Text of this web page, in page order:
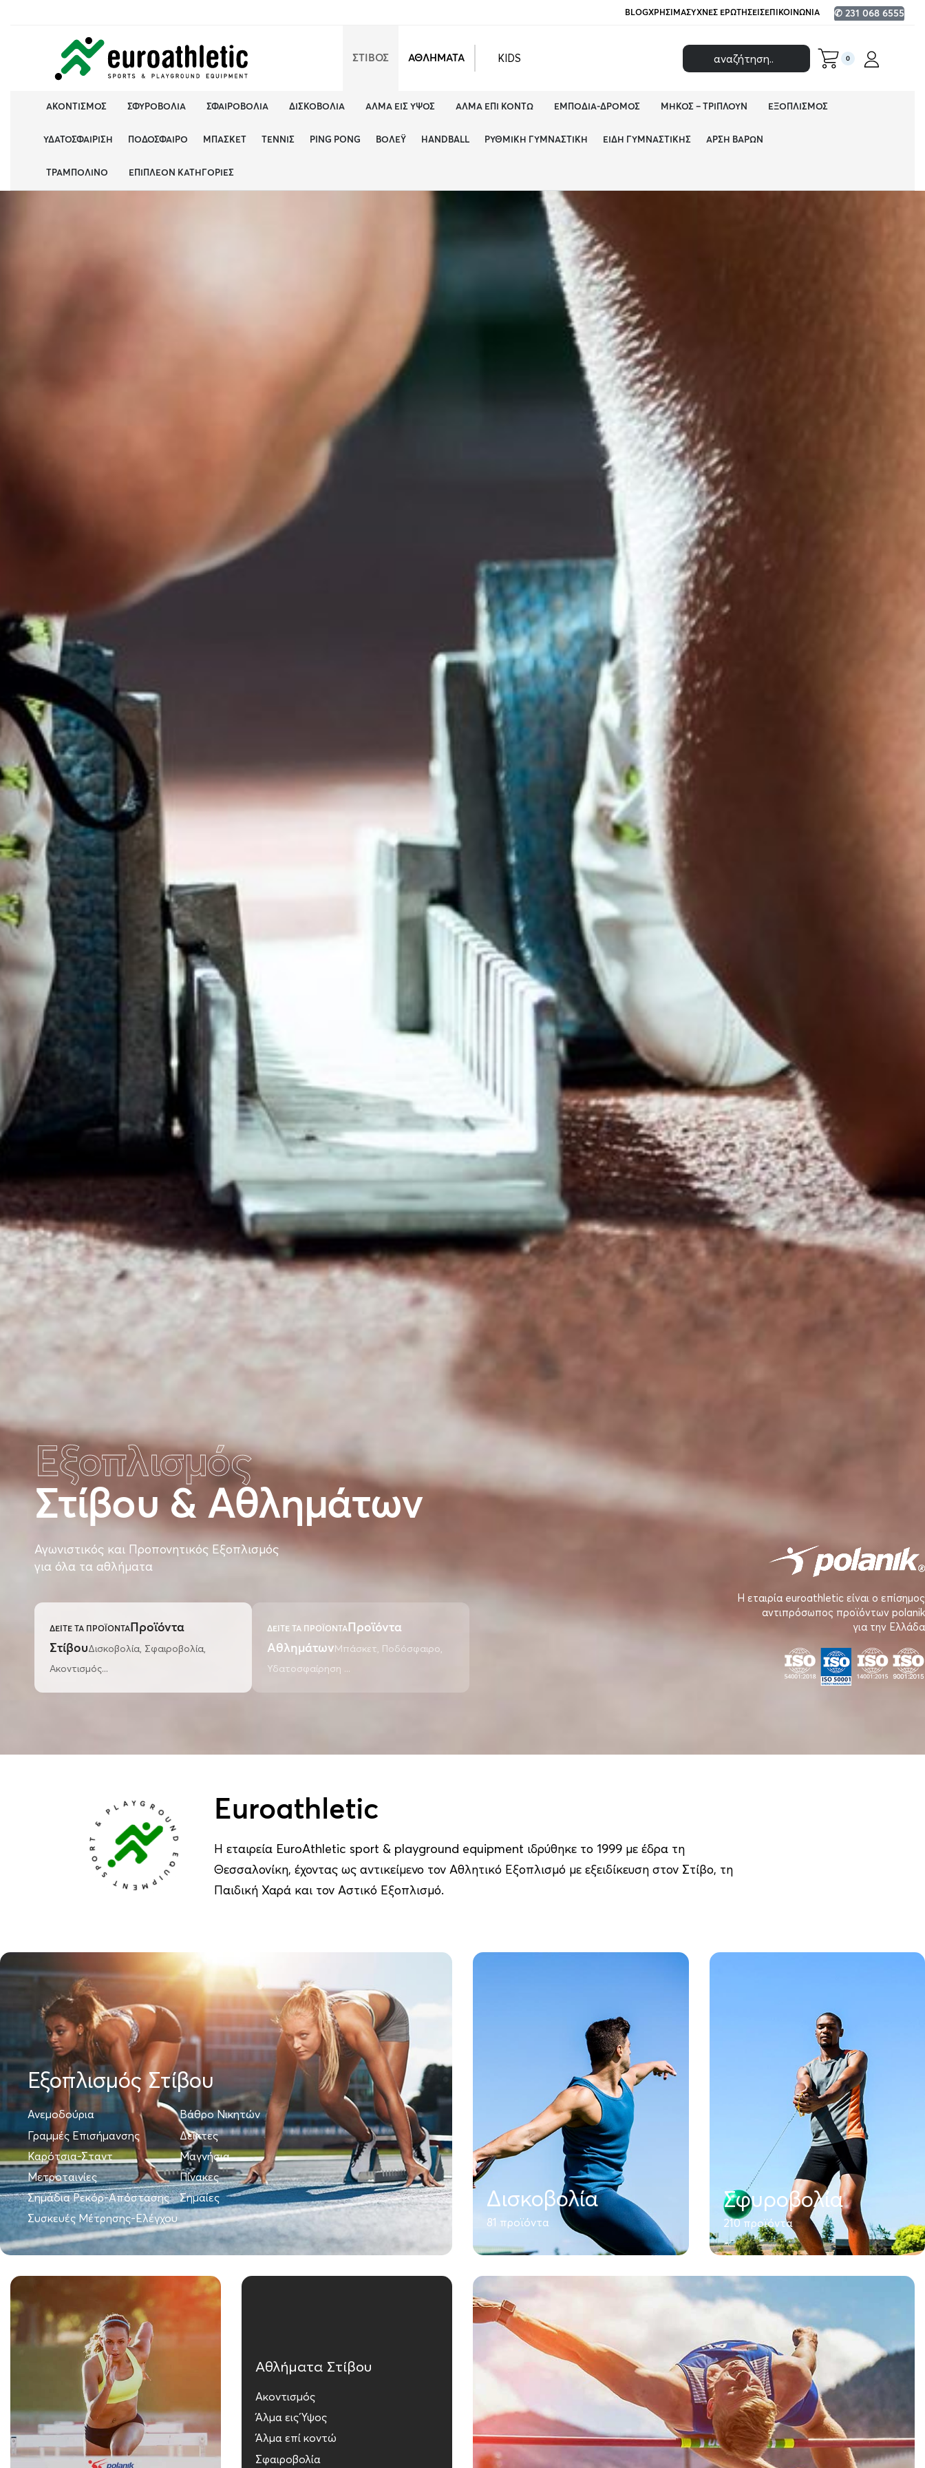
BLOGΧΡΉΣΙΜΑΣΥΧΝΈΣ ΕΡΩΤΉΣΕΙΣΕΠΙΚΟΙΝΩΝΊΑ ✆ 231 068 6555
ΣΤΙΒΟΣ ΑΘΛΗΜΑΤΑ KIDS 0
ΑΚΟΝΤΙΣΜΌΣ ΣΦΥΡΟΒΟΛΊΑ ΣΦΑΙΡΟΒΟΛΊΑ ΔΙΣΚΟΒΟΛΊΑ ΆΛΜΑ ΕΙΣ ΎΨΟΣ ΆΛΜΑ ΕΠΊ ΚΟΝΤΏ ΕΜΠΌΔΙΑ-ΔΡΌΜΟΣ ΜΉΚΟΣ – ΤΡΙΠΛΟΎΝ ΕΞΟΠΛΙΣΜΌΣ
ΥΔΑΤΟΣΦΑΊΡΙΣΗ ΠΟΔΌΣΦΑΙΡΟ ΜΠΆΣΚΕΤ ΤΈΝΝΙΣ PING PONG ΒΌΛΕΫ HANDBALL ΡΥΘΜΙΚΉ ΓΥΜΝΑΣΤΙΚΉ ΕΊΔΗ ΓΥΜΝΑΣΤΙΚΉΣ ΆΡΣΗ ΒΑΡΏΝ
ΤΡΑΜΠΟΛΊΝΟ ΕΠΙΠΛΈΟΝ ΚΑΤΗΓΟΡΊΕΣ
Εξοπλισμός
Στίβου & Αθλημάτων
Αγωνιστικός και Προπονητικός Εξοπλισμός
για όλα τα αθλήματα
ΔΕΙΤΕ ΤΑ ΠΡΟΪΟΝΤΑ
Προϊόντα
ΣτίβουΔισκοβολία, Σφαιροβολία,
Ακοντισμός...
ΔΕΙΤΕ ΤΑ ΠΡΟΪΟΝΤΑ
Προϊόντα
ΑθλημάτωνΜπάσκετ, Ποδόσφαιρο,
Υδατοσφαίρηση ...
Η εταιρία euroathletic είναι ο επίσημος
αντιπρόσωπος προϊόντων polanik
για την Ελλάδα
SPORT & PLAYGROUND EQUIPMENT Euroathletic
Η εταιρεία EuroAthletic sport & playground equipment ιδρύθηκε το 1999 με έδρα τη
Θεσσαλονίκη, έχοντας ως αντικείμενο τον Αθλητικό Εξοπλισμό με εξειδίκευση στον Στίβο, τη
Παιδική Χαρά και τον Αστικό Εξοπλισμό.
Εξοπλισμός Στίβου
Ανεμοδούρια
Βάθρο Νικητών
Γραμμές Επισήμανσης
Δείκτες
Καρότσια-Σταντ
Μαγνήσια
Μετροταινίες
Πίνακες
Σημάδια Ρεκόρ-Απόστασης
Σημαίες
Συσκευές Μέτρησης-Ελέγχου
Δισκοβολία
81 προϊόντα
Σφυροβολία
210 προϊόντα
Αθλήματα Στίβου
Ακοντισμός
Άλμα εις Ύψος
Άλμα επί κοντώ
Σφαιροβολία